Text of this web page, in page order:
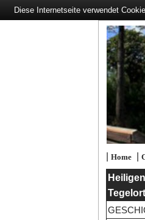
| Home|
Tegelort
Diese Internetseite verwendet